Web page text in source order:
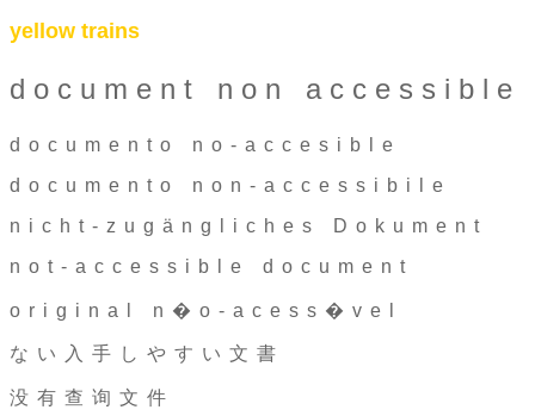
yellow trains
document non accessible
documento no-accesible
documento non-accessibile
nicht-zugängliches Dokument
not-accessible document
original n�o-acess�vel
ない入手しやすい文書
没有查询文件